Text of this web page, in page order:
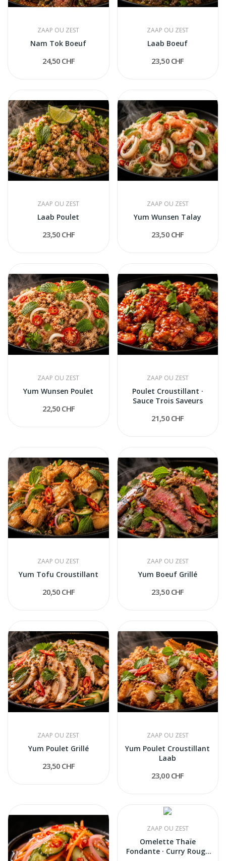
ZAAP OU ZEST
Nam Tok Boeuf
24,50 CHF
ZAAP OU ZEST
Laab Boeuf
23,50 CHF
ZAAP OU ZEST
Laab Poulet
23,50 CHF
ZAAP OU ZEST
Yum Wunsen Talay
23,50 CHF
ZAAP OU ZEST
Yum Wunsen Poulet
22,50 CHF
ZAAP OU ZEST
Poulet Croustillant ·
Sauce Trois Saveurs
21,50 CHF
ZAAP OU ZEST
Yum Tofu Croustillant
20,50 CHF
ZAAP OU ZEST
Yum Boeuf Grillé
23,50 CHF
ZAAP OU ZEST
Yum Poulet Grillé
23,50 CHF
ZAAP OU ZEST
Yum Poulet Croustillant
Laab
23,00 CHF
ZAAP OU ZEST
Omelette Thaïe
Fondante · Curry Rouge